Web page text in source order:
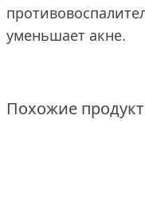
уменьшает акне.
Похожие